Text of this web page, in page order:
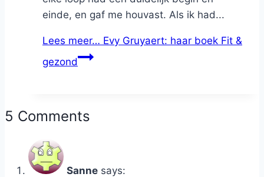
einde, en gaf me houvast. Als ik had...
Lees meer… Evy Gruyaert: haar boek Fit &
gezond
5 Comments
Sanne says: